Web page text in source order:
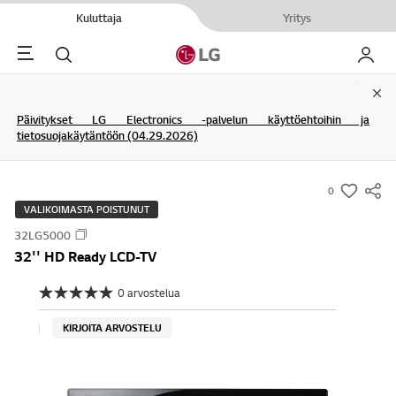
Kuluttaja Yritys
Menu Haku My LG
Päivitykset LG Electronics -palvelun käyttöehtoihin ja
tietosuojakäytäntöön (04.29.2026)
0
s
VALIKOIMASTA POISTUNUT
32LG5000
32'' HD Ready LCD-TV
E
i
a
0 arvostelua
KIRJOITA ARVOSTELU